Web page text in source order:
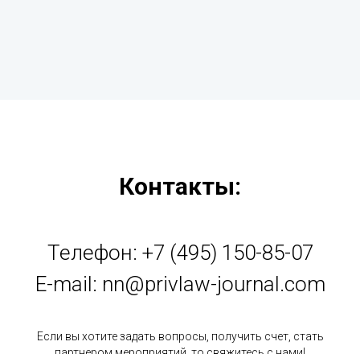
Контакты:
Телефон: +7 (495) 150-85-07
E-mail: nn@privlaw-journal.com
Если вы хотите задать вопросы, получить счет, стать